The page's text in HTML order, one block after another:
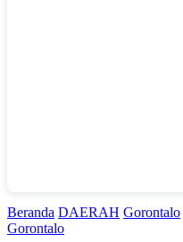
Beranda DAERAH Gorontalo
Gorontalo